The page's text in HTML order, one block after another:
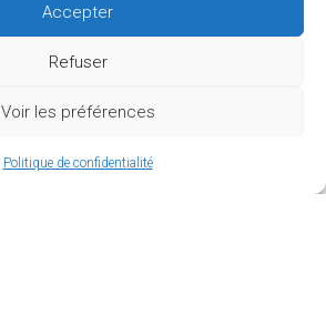
Accepter
Refuser
Voir les préférences
Politique de confidentialité